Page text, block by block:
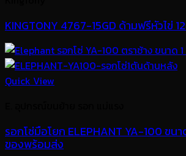
KINGTONY 4767-15GD ด้ามฟรีหัวไข่
Quick View
รอกโซ่มือโยก ELEPHANT YA-100 ขน
ของพร้อมส่ง